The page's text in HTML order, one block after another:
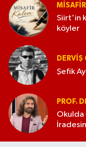
Siirt'in
köyler
DERVIŞ
Şefik
PROF.
Okulda